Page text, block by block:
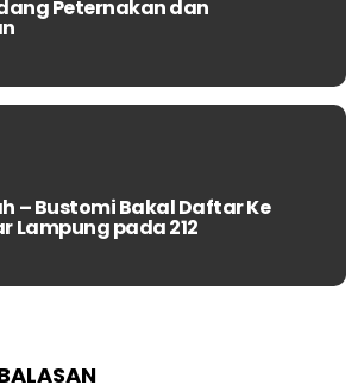
Peternakan dan
– Bustomi Bakal Daftar Ke
Lampung pada 212